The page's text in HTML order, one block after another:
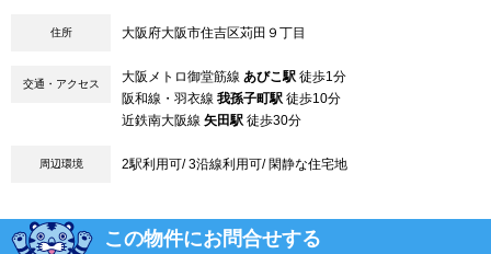
住所 大阪府大阪市住吉区苅田９丁目
交通・アクセス 大阪メトロ御堂筋線 あびこ駅 徒歩1分
阪和線・羽衣線 我孫子町駅 徒歩10分
近鉄南大阪線 矢田駅 徒歩30分
周辺環境 2駅利用可/ 3沿線利用可/ 閑静な住宅地
この物件にお問合せする